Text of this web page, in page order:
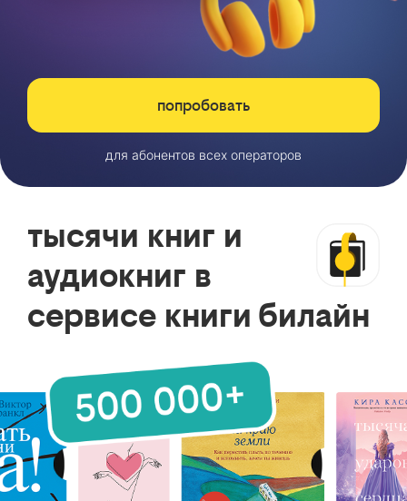
попробовать
для абонентов всех операторов
тысячи книг и
аудиокниг в
сервисе книги билайн